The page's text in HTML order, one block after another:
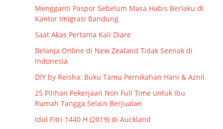
Mengganti Paspor Sebelum Masa Habis Berlaku di
Kantor Imigrasi Bandung
Saat Akas Pertama Kali Diare
Belanja Online di New Zealand Tidak Seenak di
Indonesia
DIY by Reisha: Buku Tamu Pernikahan Hani & Aznil
25 Pilihan Pekerjaan Non Full Time untuk Ibu
Rumah Tangga Selain Berjualan
Idul Fitri 1440 H (2019) di Auckland